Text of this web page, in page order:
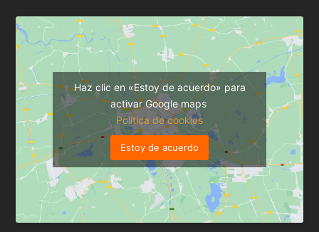
Haz clic en «Estoy de acuerdo» para
activar Google maps
Política de cookies
Estoy de acuerdo